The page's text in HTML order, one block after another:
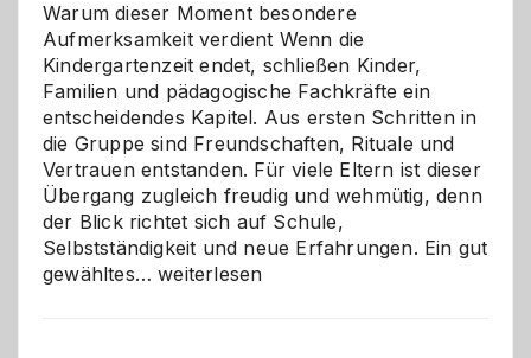
Warum dieser Moment besondere
Aufmerksamkeit verdient Wenn die
Kindergartenzeit endet, schließen Kinder,
Familien und pädagogische Fachkräfte ein
entscheidendes Kapitel. Aus ersten Schritten in
die Gruppe sind Freundschaften, Rituale und
Vertrauen entstanden. Für viele Eltern ist dieser
Übergang zugleich freudig und wehmütig, denn
der Blick richtet sich auf Schule,
Selbstständigkeit und neue Erfahrungen. Ein gut
gewähltes…Abschied
weiterlesen